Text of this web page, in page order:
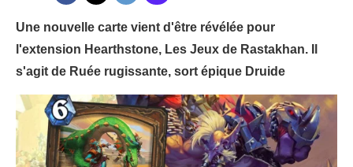
Une nouvelle carte vient d'être révélée pour
l'extension Hearthstone, Les Jeux de Rastakhan. Il
s'agit de Ruée rugissante, sort épique Druide